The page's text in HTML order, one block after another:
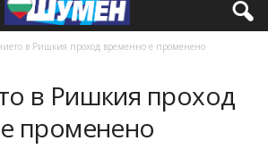
в Ришкия проход временно е променено
в Ришкия проход
променено